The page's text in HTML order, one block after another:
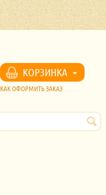
КОРЗИНКА
КАК ОФОРМИТЬ ЗАКАЗ